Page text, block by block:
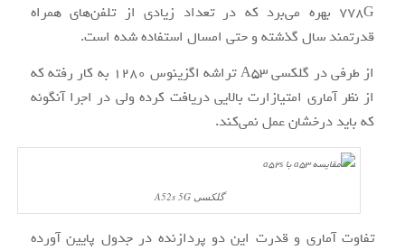
778G بهره می‌برد که در تعداد زیادی از تلفن‌های همراه
قدرتمند سال گذشته و حتی امسال استفاده شده است.
از طرفی در گلکسی A53 تراشه اگزینوس 1280 به کار رفته که
از نظر آماری امتیازارت بالایی دریافت کرده ولی در اجرا آنگونه
که باید درخشان عمل نمی‌کند.
گلکسی A52s 5G
تفاوت آماری و قدرت این دو پردازنده در جدول پایین آورده